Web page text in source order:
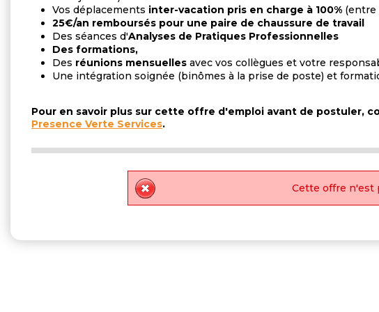
Vos déplacements inter-vacation pris en charge à 100% (entre
25€/an remboursés pour une paire de chaussure de travail
Des séances d'Analyses de Pratiques Professionnelles
Des formations,
Des réunions mensuelles avec vos collègues et votre
Une intégration soignée (binômes à la prise de poste) et
Pour en savoir plus sur cette offre d'emploi avant de postuler,
Presence Verte Services.
Cette offre n'est